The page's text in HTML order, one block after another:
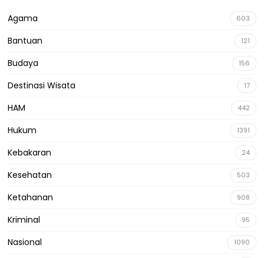
Agama 603
Bantuan 121
Budaya 156
Destinasi Wisata 17
HAM 442
Hukum 1391
Kebakaran 24
Kesehatan 503
Ketahanan 908
Kriminal 95
Nasional 1090